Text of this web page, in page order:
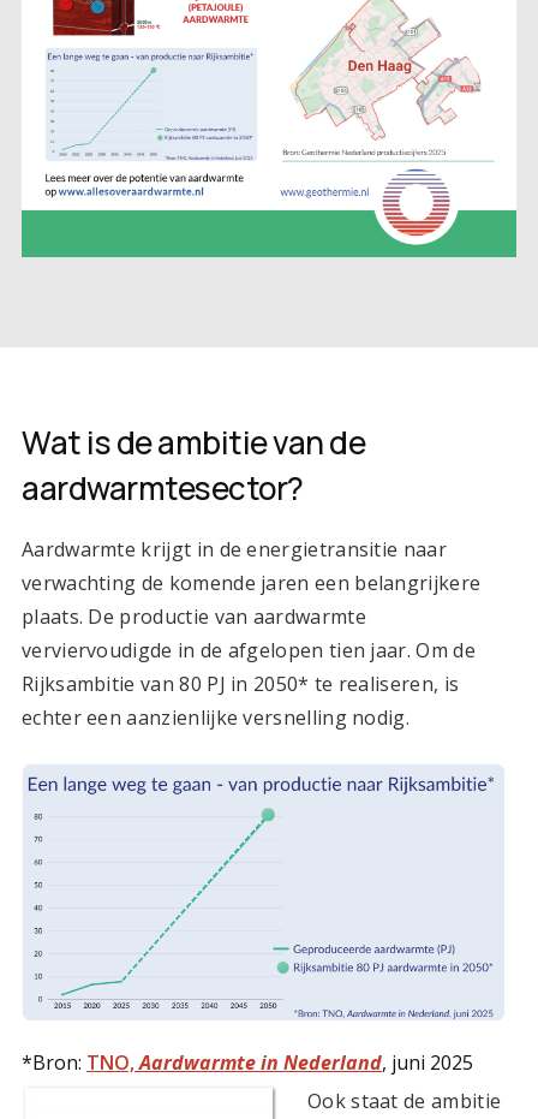
Wat is de ambitie van de
aardwarmtesector?
Aardwarmte krijgt in de energietransitie naar
verwachting de komende jaren een belangrijkere
plaats. De productie van aardwarmte
verviervoudigde in de afgelopen tien jaar. Om de
Rijksambitie van 80 PJ in 2050* te realiseren, is
echter een aanzienlijke versnelling nodig.
*Bron: TNO,Aardwarmte in Nederland, juni 2025
Ook staat de ambitie